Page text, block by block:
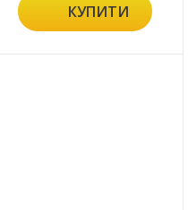
КУПИТИ